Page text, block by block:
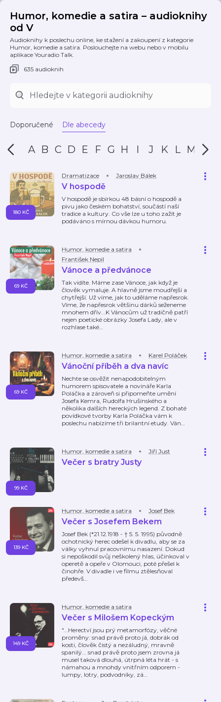
Humor, komedie a satira – audioknihy
od V
Audioknihy k poslechu online, ke stažení a zakoupení z kategorie
Humor, komedie a satira. Poslouchejte na webu nebo v mobilu
aplikace Youradio Talk.
635 audioknih
Doporučené Dle abecedy
A B C D E F G H I J K L M N
Dramatizace Jaroslav Bálek
V hospodě
V hospodě je sbírkou 48 básní o hospodě a
pivu jako českém bohatství, součástí naší
tradice a kultury. Co vše lze u toho zažít je
podáváno s mírnou dávkou humoru.
180 KČ
Humor, komedie a satira
František Nepil
Vánoce a předvánoce
Tak vidíte. Máme zase Vánoce, jak když je
člověk vymaluje. A hlavně jsme moudřejší a
chytřejší. Už víme, jak to uděláme napřesrok.
Víme, že napřesrok většinu dárků seženeme
mnohem dřív...K Vánocům už tradičně patří
nejen poetické obrázky Josefa Lady, ale v
rozhlase také…
69 KČ
Humor, komedie a satira Karel Poláček
Vánoční příběh a dva navíc
Nechte se osvěžit nenapodobitelným
humorem spisovatele a novináře Karla
Poláčka a zároveň si připomeňte umění
Josefa Kemra, Rudolfa Hrušínského a
několika dalších hereckých legend. Z bohaté
povídkové tvorby Karla Poláčka vám k
poslechu nabízíme tři brilantní etudy. Ván…
69 KČ
Humor, komedie a satira Jiří Just
Večer s bratry Justy
99 KČ
Humor, komedie a satira Josef Bek
Večer s Josefem Bekem
Josef Bek (*21.12.1918 - † 5. 5. 1995) původně
ochotnický herec odešel k divadlu, aby se za
války vyhnul pracovnímu nasazení. Dokud
si nepoškodil svůj neškolený hlas, účinkoval v
operetě a opeře v Olomouci, poté přešel k
činohře. V divadle i ve filmu ztělesňoval
předevš…
139 KČ
Humor, komedie a satira
Večer s Milošem Kopeckým
"...Herectví jsou prý metamorfózy, věčné
proměny: snad právě proto já, dobrák od
kosti, člověk čistý a nezáludný, mravně
spanilý... snad právě proto jsem zrovna já
musel taková dlouhá, útrpná léta hrát - s
námahou a mnohdy vnitřním odporem -
lumpy, lotry, podvodníky, zá…
149 KČ